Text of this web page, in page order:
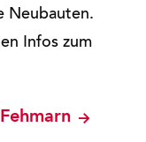
Neubauten.
Infos zum